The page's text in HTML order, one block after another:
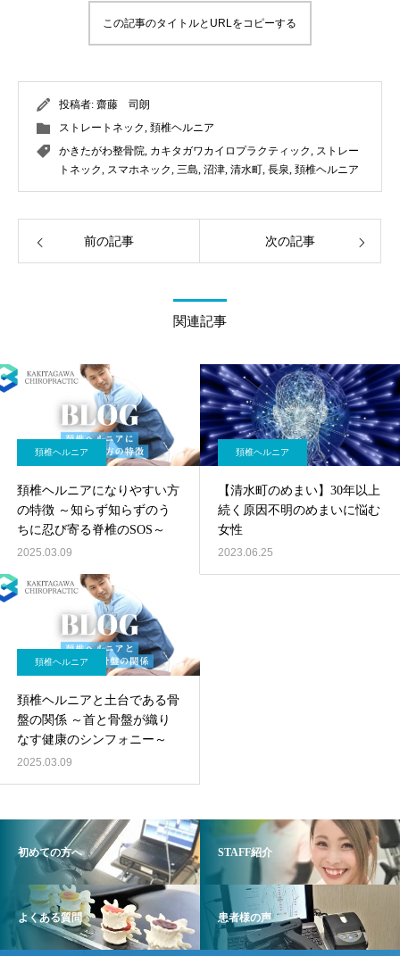
この記事のタイトルとURLをコピーする
投稿者: 齋藤 司朗
ストレートネック, 頚椎ヘルニア
かきたがわ整骨院, カキタガワカイロプラクティック, ストレー
トネック, スマホネック, 三島, 沼津, 清水町, 長泉, 頚椎ヘルニア
前の記事 次の記事
関連記事
頚椎ヘルニア
頚椎ヘルニアになりやすい方
の特徴 ～知らず知らずのう
ちに忍び寄る脊椎のSOS～
2025.03.09
頚椎ヘルニア
【清水町のめまい】30年以上
続く原因不明のめまいに悩む
女性
2023.06.25
頚椎ヘルニア
頚椎ヘルニアと土台である骨
盤の関係 ～首と骨盤が織り
なす健康のシンフォニー～
2025.03.09
初めての方へ STAFF紹介
よくある質問 患者様の声